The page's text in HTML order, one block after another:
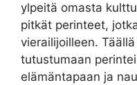
ylpeitä omasta
pitkät perinteet,
vierailijoilleen.
tutustumaan
elämäntapaan ja